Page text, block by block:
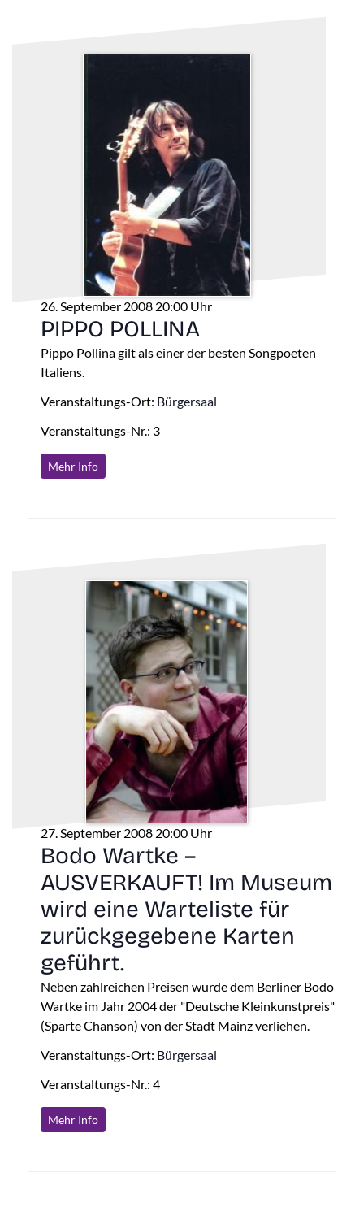
26. September 2008 20:00 Uhr
PIPPO POLLINA
Pippo Pollina gilt als einer der besten Songpoeten
Italiens.
Veranstaltungs-Ort: Bürgersaal
Veranstaltungs-Nr.: 3
Mehr Info
27. September 2008 20:00 Uhr
Bodo Wartke –
AUSVERKAUFT! Im Museum
wird eine Warteliste für
zurückgegebene Karten
geführt.
Neben zahlreichen Preisen wurde dem Berliner Bodo
Wartke im Jahr 2004 der "Deutsche Kleinkunstpreis"
(Sparte Chanson) von der Stadt Mainz verliehen.
Veranstaltungs-Ort: Bürgersaal
Veranstaltungs-Nr.: 4
Mehr Info